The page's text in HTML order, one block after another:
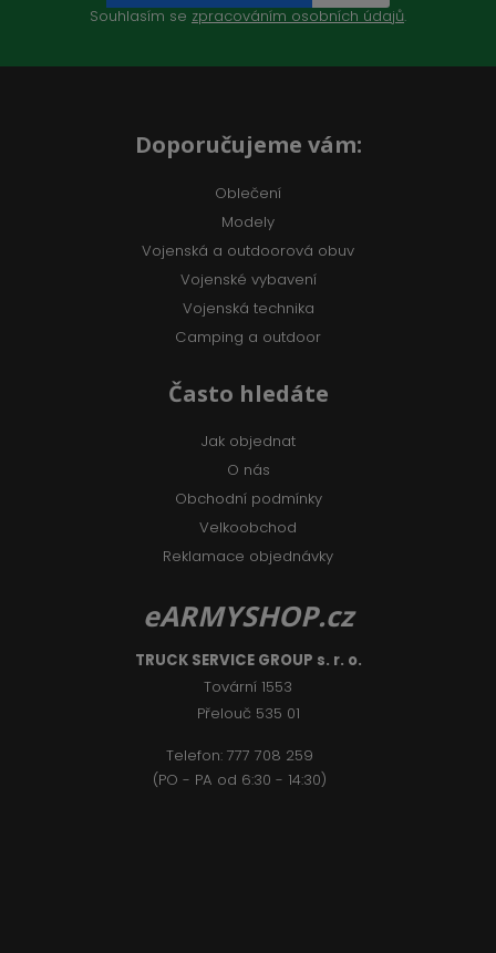
Souhlasím se zpracováním osobních údajů.
Doporučujeme vám:
Oblečení
Modely
Vojenská a outdoorová obuv
Vojenské vybavení
Vojenská technika
Camping a outdoor
Často hledáte
Jak objednat
O nás
Obchodní podmínky
Velkoobchod
Reklamace objednávky
eARMYSHOP.cz
TRUCK SERVICE GROUP s. r. o.
Tovární 1553
Přelouč 535 01
Telefon: 777 708 259
(PO - PA od 6:30 - 14:30)